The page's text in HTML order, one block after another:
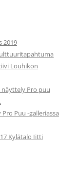
2019
Louhikon
näyttely Pro puu
Puu -galleriassa
Kylätalo Iitti